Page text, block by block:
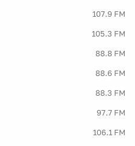
107.9 FM
105.3 FM
88.8 FM
88.6 FM
88.3 FM
97.7 FM
106.1 FM